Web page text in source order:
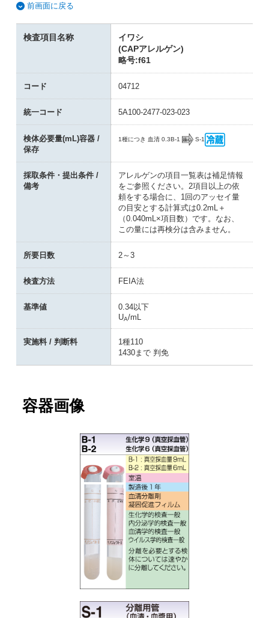
前画面に戻る
検査項目名称
イワシ
(CAPアレルゲン)
略号:f61
コード 04712
統一コード 5A100-2477-023-023
検体必要量(mL)容器 /
保存
1種につき 血清 0.3B-1 S-1
採取条件・提出条件 /
備考
アレルゲンの項目一覧表は補足情報
をご参照ください。2項目以上の依
頼をする場合に、1回のアッセイ量
の目安とする計算式は0.2mL＋
（0.040mL×項目数）です。なお、
この量には再検分は含みません。
所要日数 2～3
検査方法 FEIA法
基準値
0.34以下
UA/mL
実施料 / 判断料
1種110
1430まで 判免
容器画像